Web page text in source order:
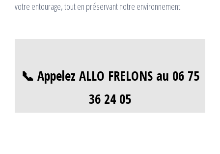
votre entourage, tout en préservant notre environnement.
📞 Appelez ALLO FRELONS au 06 75
36 24 05